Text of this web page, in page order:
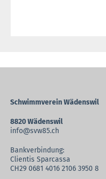
Schwimmverein Wädenswil
8820 Wädenswil
info@svw85.ch
Bankverbindung:
Clientis Sparcassa
CH29 0681 4016 2106 3950 8